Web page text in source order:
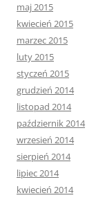
maj 2015
kwiecień 2015
marzec 2015
luty 2015
styczeń 2015
grudzień 2014
listopad 2014
październik 2014
wrzesień 2014
sierpień 2014
lipiec 2014
kwiecień 2014